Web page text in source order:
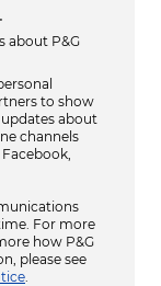
about P&G
to show
about
channels
For more
how P&G
please see